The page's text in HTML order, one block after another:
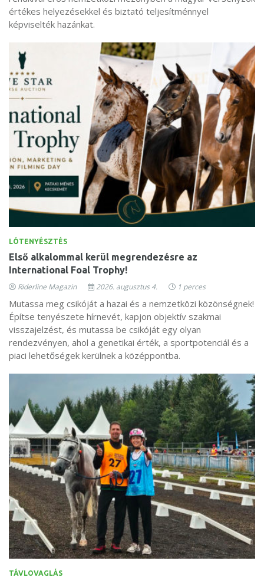
értékes helyezésekkel és biztató teljesítménnyel
képviselték hazánkat.
LÓTENYÉSZTÉS
Első alkalommal kerül megrendezésre az
International Foal Trophy!
Riderline Magazin 2026. augusztus 4. 1 perces
Mutassa meg csikóját a hazai és a nemzetközi közönségnek!
Építse tenyészete hírnevét, kapjon objektív szakmai
visszajelzést, és mutassa be csikóját egy olyan
rendezvényen, ahol a genetikai érték, a sportpotenciál és a
piaci lehetőségek kerülnek a középpontba.
TÁVLOVAGLÁS